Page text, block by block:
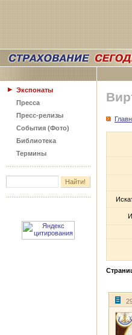
Экспонаты
Пресса
Пресс-релизы
События (Фото)
Библиотека
Термины